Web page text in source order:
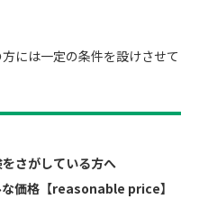
には一定の条件を設けさせて
さがしている方へ
な価格【reasonable price】